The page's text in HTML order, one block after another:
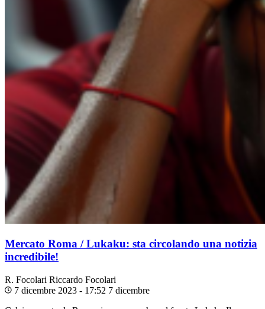
Mercato Roma / Lukaku: sta circolando una notizia
incredibile!
R. Focolari Riccardo Focolari
7 dicembre 2023 - 17:52 7 dicembre